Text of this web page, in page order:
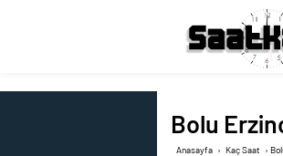
Bolu
Anasayfa › Kaç Saat ›